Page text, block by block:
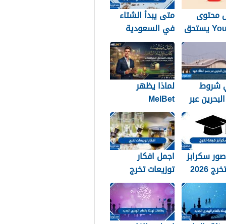
محتوى
YouTube يستحق
بالطريقة
متى يبدأ الشتاء
في السعودية
1448
شروط
عبر
فهد
لماذا يظهر
MelBet
Guidebook في
نتائج البحث أكثر
من صفحات كثيرة؟
سكرابز
2026
اجمل افكار
توزيعات تخرج
2026 بالصور